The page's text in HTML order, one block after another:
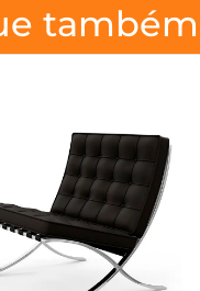
também